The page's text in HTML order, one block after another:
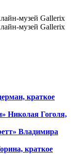
краткое
Николая Гоголя,
Владимира
краткое